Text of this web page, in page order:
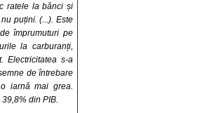
ratele la bănci și
puțini. (...). Este
împrumuturi pe
la carburanți,
Electricitatea s-a
de întrebare
iarnă mai grea.
din PIB.